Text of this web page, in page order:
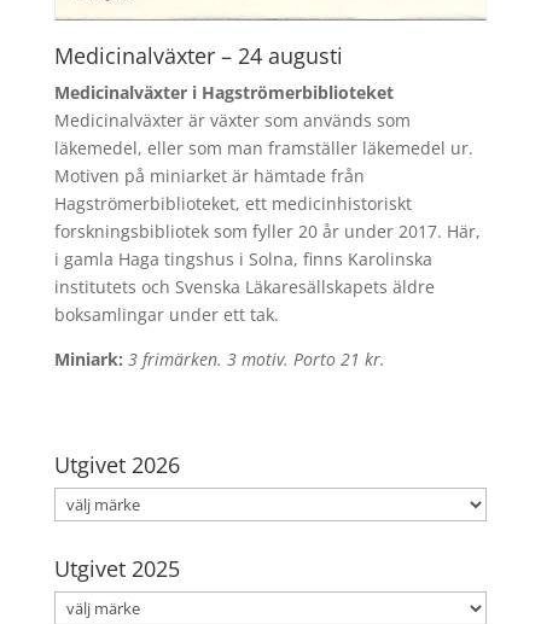
Medicinalväxter – 24 augusti
Medicinalväxter i Hagströmerbiblioteket
Medicinalväxter är växter som används som
läkemedel, eller som man framställer läkemedel ur.
Motiven på miniarket är hämtade från
Hagströmerbiblioteket, ett medicinhistoriskt
forskningsbibliotek som fyller 20 år under 2017. Här,
i gamla Haga tingshus i Solna, finns Karolinska
institutets och Svenska Läkaresällskapets äldre
boksamlingar under ett tak.
Miniark: 3 frimärken. 3 motiv. Porto 21 kr.
Utgivet 2026
Utgivet 2025